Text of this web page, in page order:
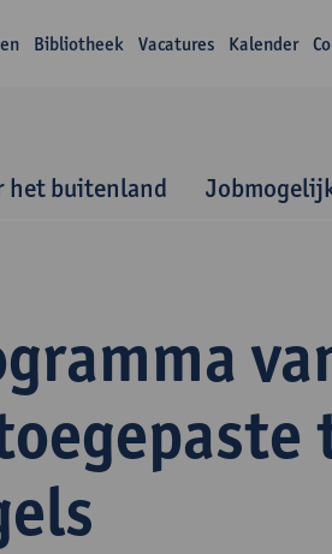
Bibliotheek Vacatures Kalender
het buitenland